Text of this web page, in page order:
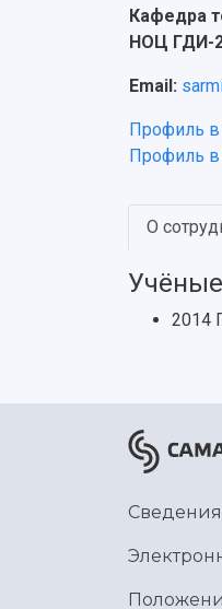
Кафедра
НОЦ ГДИ-
Email:
Профиль в
Профиль
О
2014